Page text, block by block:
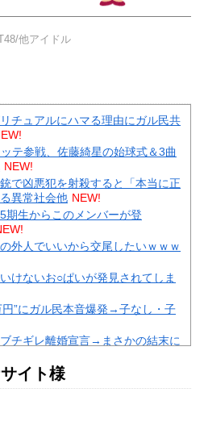
他アイドル
チュアルにハマる理由にガル民共
テ参戦、佐藤綺星の始球式＆3曲
NEW!
で凶悪犯を射殺すると「本当に正
異常社会他 NEW!
期生からこのメンバーが登
外人でいいから交尾したいｗｗｗ
けないお○ぱいが発見されてしま
円”にガル民本音爆発→子なし・子
ブチギレ離婚宣言→まさかの結末に
けパスタ店も割烹店もピンチ→ガ
ｗ
満・夫婦のすれ違い｜ガル民のリ
イト様